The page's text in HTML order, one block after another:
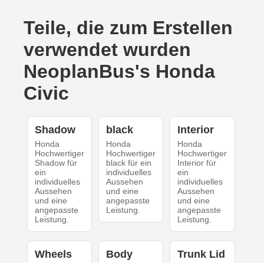
Teile, die zum Erstellen
verwendet wurden
NeoplanBus's Honda
Civic
Shadow
Honda
Hochwertiger
Shadow für
ein
individuelles
Aussehen
und eine
angepasste
Leistung.
black
Honda
Hochwertiger
black für ein
individuelles
Aussehen
und eine
angepasste
Leistung.
Interior
Honda
Hochwertiger
Interior für
ein
individuelles
Aussehen
und eine
angepasste
Leistung.
Wheels Body Trunk Lid